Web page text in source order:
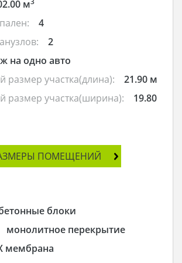
м
4
2
на одно авто
участка(длина):
21.90 м
размер участка(ширина):
19.80
ПОМЕЩЕНИЙ
блоки
монолитное перекрытие
мембрана